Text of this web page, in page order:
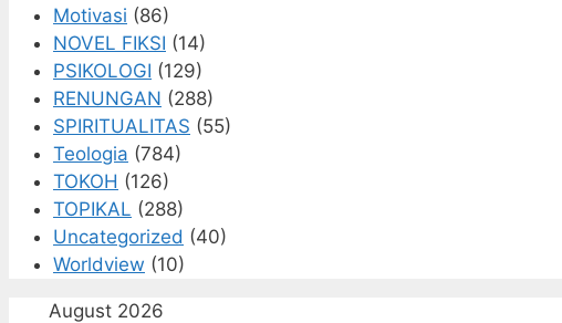
Motivasi (86)
NOVEL FIKSI (14)
PSIKOLOGI (129)
RENUNGAN (288)
SPIRITUALITAS (55)
Teologia (784)
TOKOH (126)
TOPIKAL (288)
Uncategorized (40)
Worldview (10)
August 2026